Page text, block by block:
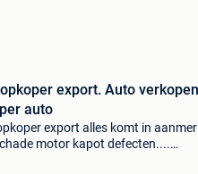
export. Auto
auto
export alles komt in
motor kapot defecten....